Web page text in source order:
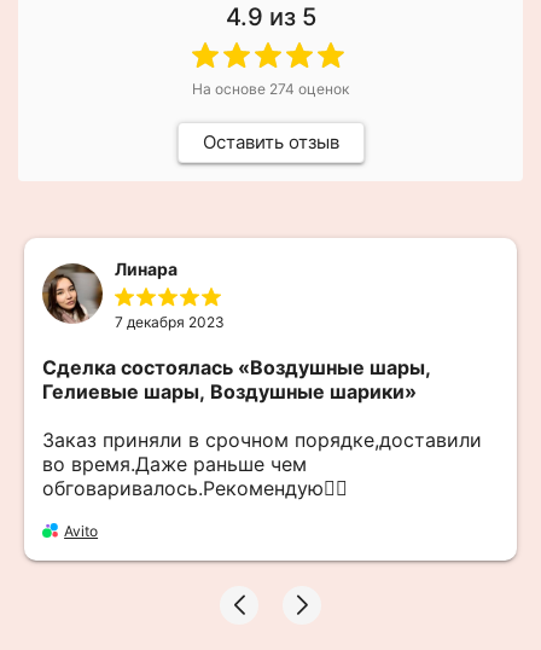
4.9 из 5
На основе 274 оценок
Оставить отзыв
Линара
7 декабря 2023
Сделка состоялась «Воздушные шары,
Гелиевые шары, Воздушные шарики»
Заказ приняли в срочном порядке,доставили
во время.Даже раньше чем
обговаривалось.Рекомендую👍🏻
Avito